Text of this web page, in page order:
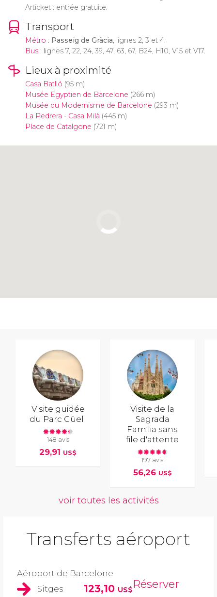
Articket : entrée gratuite.
Transport
Métro : Passeig de Gràcia, lignes 2, 3 et 4.
Bus: lignes 7, 22, 24, 39, 47, 63, 67, B24, H10, V15 et V17.
Lieux à proximité
Casa Batlló (95 m)
Musée Egyptien de Barcelone (266 m)
Musée du Modernisme de Barcelone (293 m)
La Pedrera - Casa Milà (445 m)
Place de Catalgone (721 m)
Visite guidée
du Parc Güell
148 avis
29,91 US$
Visite de la
Sagrada
Familia sans
file d'attente
197 avis
56,26 US$
voir toutes les activités
Transferts aéroport
Aéroport de Barcelone
Sitges
123,10 US$Réserver